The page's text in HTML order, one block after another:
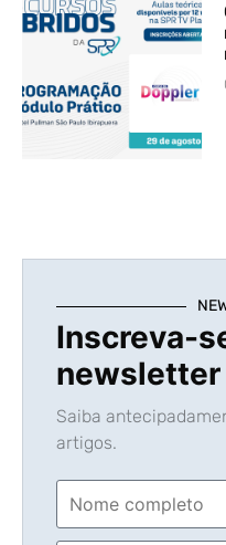
Inscreva-
newsletter
Saiba
artigos.